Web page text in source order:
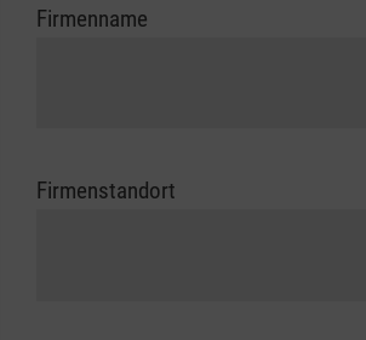
Firmenname
Firmenstandort